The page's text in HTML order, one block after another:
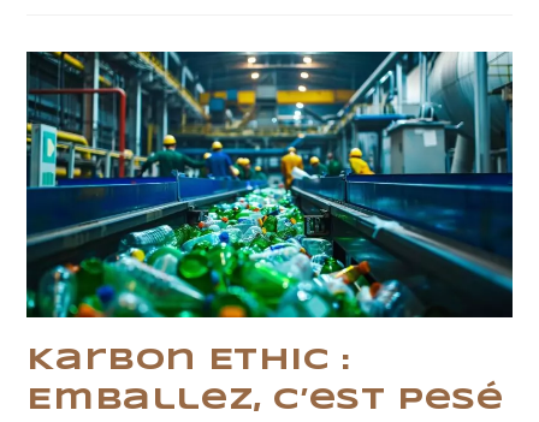
Karbon Ethic :
Emballez, c’est pesé